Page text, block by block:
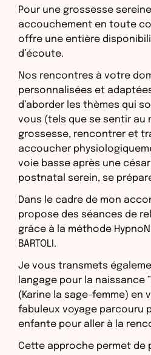
Pour une grossesse
accouchement en toute
offre une entière
d’écoute.
Nos rencontres à votre
personnalisées et
d’aborder les thèmes qui
vous (tels que se sentir au
grossesse, rencontrer et
accoucher
voie basse après une
postnatal serein, se
Dans le cadre de mon
propose des séances de
grâce à la méthode
BARTOLI.
Je vous transmets
langage pour la naissance ”
(Karine la sage-femme) en
fabuleux voyage parcouru
enfante pour aller à la
Cette approche permet de